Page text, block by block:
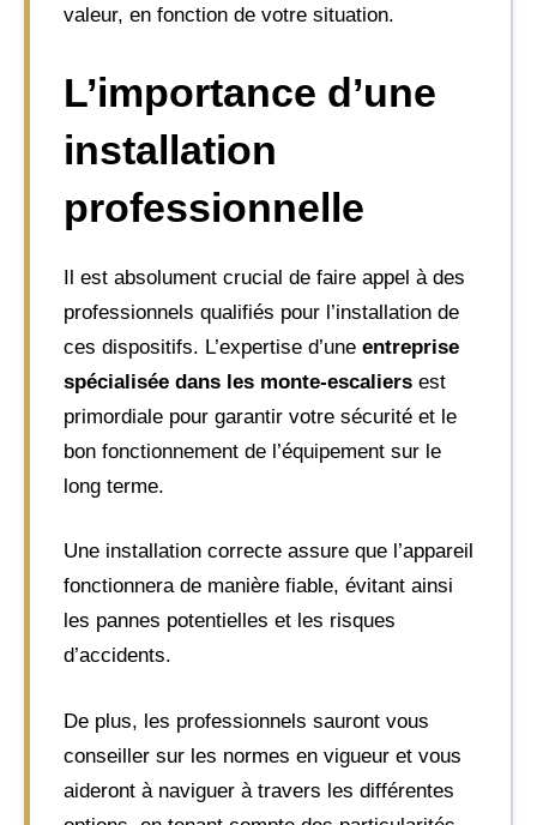
valeur, en fonction de votre situation.
L’importance d’une
installation
professionnelle
Il est absolument crucial de faire appel à des
professionnels qualifiés pour l’installation de
ces dispositifs. L’expertise d’une entreprise
spécialisée dans les monte-escaliers est
primordiale pour garantir votre sécurité et le
bon fonctionnement de l’équipement sur le
long terme.
Une installation correcte assure que l’appareil
fonctionnera de manière fiable, évitant ainsi
les pannes potentielles et les risques
d’accidents.
De plus, les professionnels sauront vous
conseiller sur les normes en vigueur et vous
aideront à naviguer à travers les différentes